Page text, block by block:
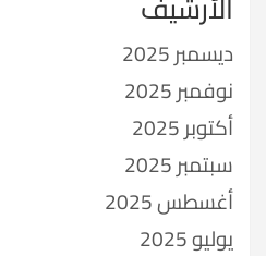
ديسمبر 2025
نوفمبر 2025
أكتوبر 2025
سبتمبر 2025
أغسطس 2025
يوليو 2025